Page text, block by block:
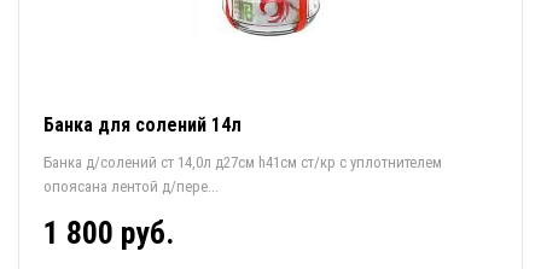
Банка для солений 14л
Банка д/солений ст 14,0л д27см h41см ст/кр с уплотнителем
опоясана лентой д/пере...
1 800 руб.